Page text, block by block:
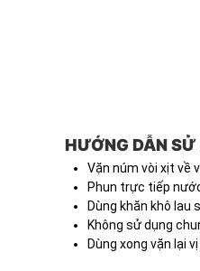
HƯỚNG DẪN SỬ
Vặn núm vòi xịt về
Phun trực tiếp
Dùng khăn khô lau
Không sử dụng
Dùng xong vặn lại vị